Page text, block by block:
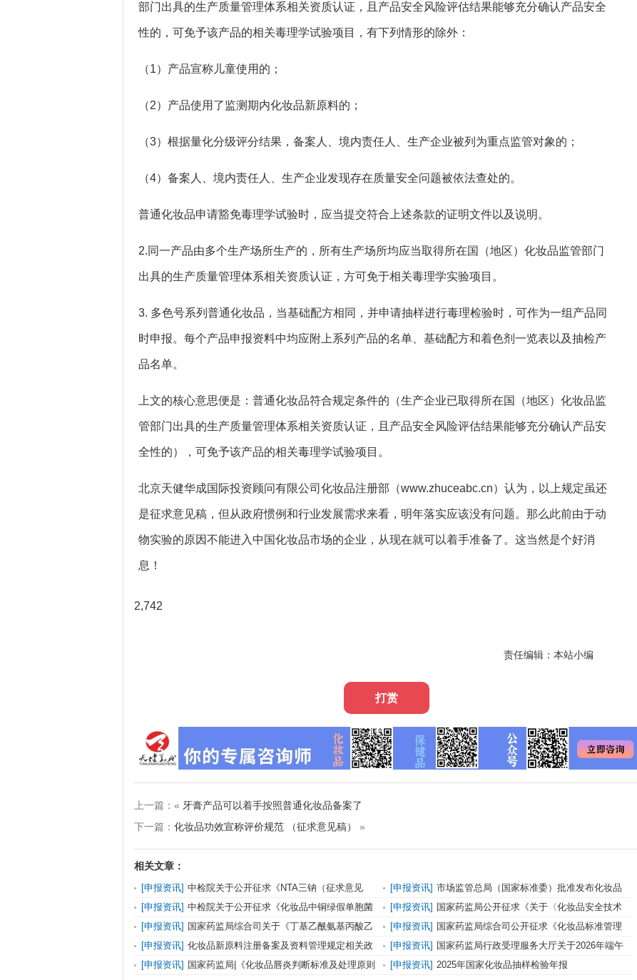
部门出具的生产质量管理体系相关资质认证，且产品安全风险评估结果能够充分确认产品安全
性的，可免予该产品的相关毒理学试验项目，有下列情形的除外：
（1）产品宣称儿童使用的；
（2）产品使用了监测期内化妆品新原料的；
（3）根据量化分级评分结果，备案人、境内责任人、生产企业被列为重点监管对象的；
（4）备案人、境内责任人、生产企业发现存在质量安全问题被依法查处的。
普通化妆品申请豁免毒理学试验时，应当提交符合上述条款的证明文件以及说明。
2.同一产品由多个生产场所生产的，所有生产场所均应当取得所在国（地区）化妆品监管部门
出具的生产质量管理体系相关资质认证，方可免于相关毒理学实验项目。
3. 多色号系列普通化妆品，当基础配方相同，并申请抽样进行毒理检验时，可作为一组产品同
时申报。每个产品申报资料中均应附上系列产品的名单、基础配方和着色剂一览表以及抽检产
品名单。
上文的核心意思便是：普通化妆品符合规定条件的（生产企业已取得所在国（地区）化妆品监
管部门出具的生产质量管理体系相关资质认证，且产品安全风险评估结果能够充分确认产品安
全性的），可免予该产品的相关毒理学试验项目。
北京天健华成国际投资顾问有限公司化妆品注册部（www.zhuceabc.cn）认为，以上规定虽还
是征求意见稿，但从政府惯例和行业发展需求来看，明年落实应该没有问题。那么此前由于动
物实验的原因不能进入中国化妆品市场的企业，从现在就可以着手准备了。这当然是个好消
息！
2,742
责任编辑：本站小编
打赏
上一篇：« 牙膏产品可以着手按照普通化妆品备案了
下一篇： 化妆品功效宣称评价规范 （征求意见稿） »
相关文章：
[申报资讯] 中检院关于公开征求《NTA三钠（征求意见
稿）》等9项化妆品标准意见的通知
[申报资讯] 市场监管总局（国家标准委）批准发布化妆品
强制性国家标准《化妆品 安全通用要求》及官方解读
[申报资讯] 中检院关于公开征求《化妆品中铜绿假单胞菌
的检验方法（征求意见稿）》等2项化妆品标准意见的通知
[申报资讯] 国家药监局公开征求《关于〈化妆品安全技术
规范（2015年版）〉修订内容实施有关事宜的公告（征求
意见稿）》意见
[申报资讯] 国家药监局综合司关于《丁基乙酰氨基丙酸乙
酯》化妆品标准立项的通知
[申报资讯] 国家药监局综合司公开征求《化妆品标准管理
办法（征求意见稿）》意见
[申报资讯] 化妆品新原料注册备案及资料管理规定相关政
策解读
[申报资讯] 国家药监局行政受理服务大厅关于2026年端午
节放假安排的公告（第371号）
[申报资讯] 国家药监局|《化妆品唇炎判断标准及处理原则
[申报资讯] 2025年国家化妆品抽样检验年报